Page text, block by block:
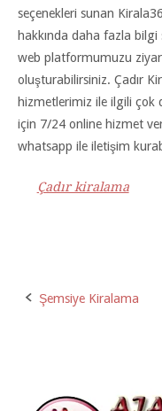
seçenekleri sunan
hakkında daha fazla bilgi
web platformumuzu
oluşturabilirsiniz. Çadır
hizmetlerimiz ile ilgili
için 7/24 online hizmet
whatsapp ile iletişim
Çadır kiralama
Post
Şemsiye Kiralama